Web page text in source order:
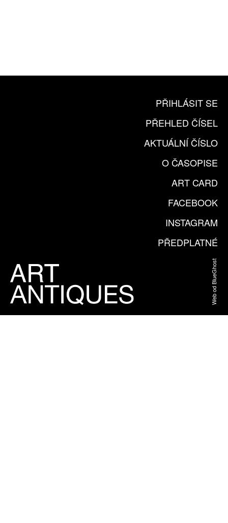
PŘIHLÁSIT SE
PŘEHLED ČÍSEL
AKTUÁLNÍ ČÍSLO
O ČASOPISE
ART CARD
FACEBOOK
INSTAGRAM
PŘEDPLATNÉ
Web od BlueGhost